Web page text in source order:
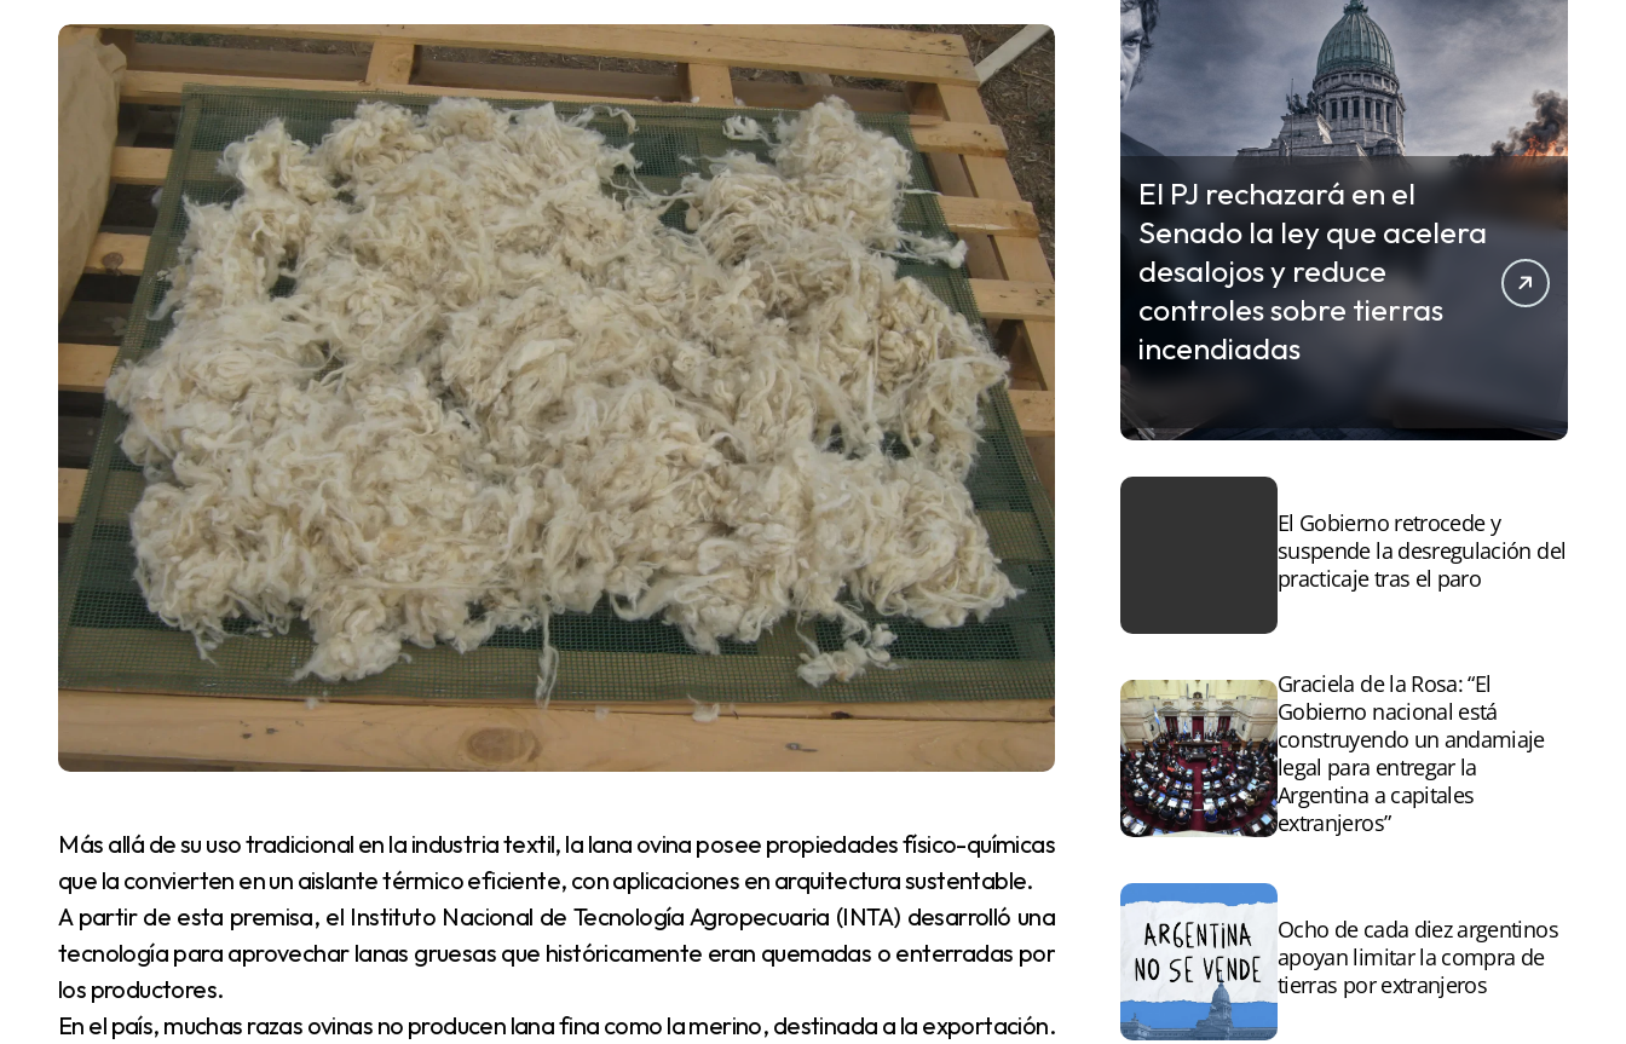
Más allá de su uso tradicional en la industria textil, la lana ovina posee propiedades físico-químicas
que la convierten en un aislante térmico eficiente, con aplicaciones en arquitectura sustentable.
A partir de esta premisa, el Instituto Nacional de Tecnología Agropecuaria (INTA) desarrolló una
tecnología para aprovechar lanas gruesas que históricamente eran quemadas o enterradas por
los productores.
En el país, muchas razas ovinas no producen lana fina como la merino, destinada a la exportación.
El PJ rechazará en el
Senado la ley que acelera
desalojos y reduce
controles sobre tierras
incendiadas
El Gobierno retrocede y
suspende la desregulación del
practicaje tras el paro
Graciela de la Rosa: “El
Gobierno nacional está
construyendo un andamiaje
legal para entregar la
Argentina a capitales
extranjeros”
Ocho de cada diez argentinos
apoyan limitar la compra de
tierras por extranjeros